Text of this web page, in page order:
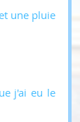
une pluie
j'ai eu le